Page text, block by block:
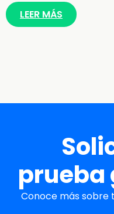
LEER MÁS
prueba
Conoce más sobre